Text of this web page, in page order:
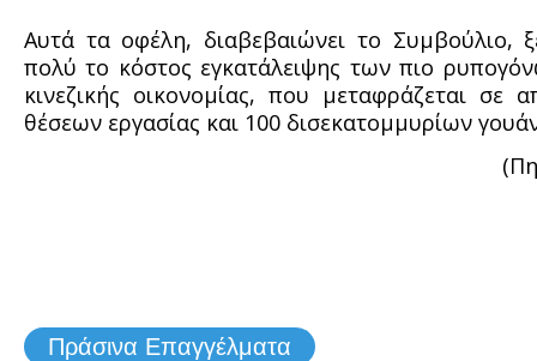
Αυτά τα οφέλη, διαβεβαιώνει το Συμβούλιο,
πολύ το κόστος εγκατάλειψης των πιο
κινεζικής οικονομίας, που μεταφράζεται σε
θέσεων εργασίας και 100 δισεκατομμυρίων
Πράσινα Επαγγέλματα